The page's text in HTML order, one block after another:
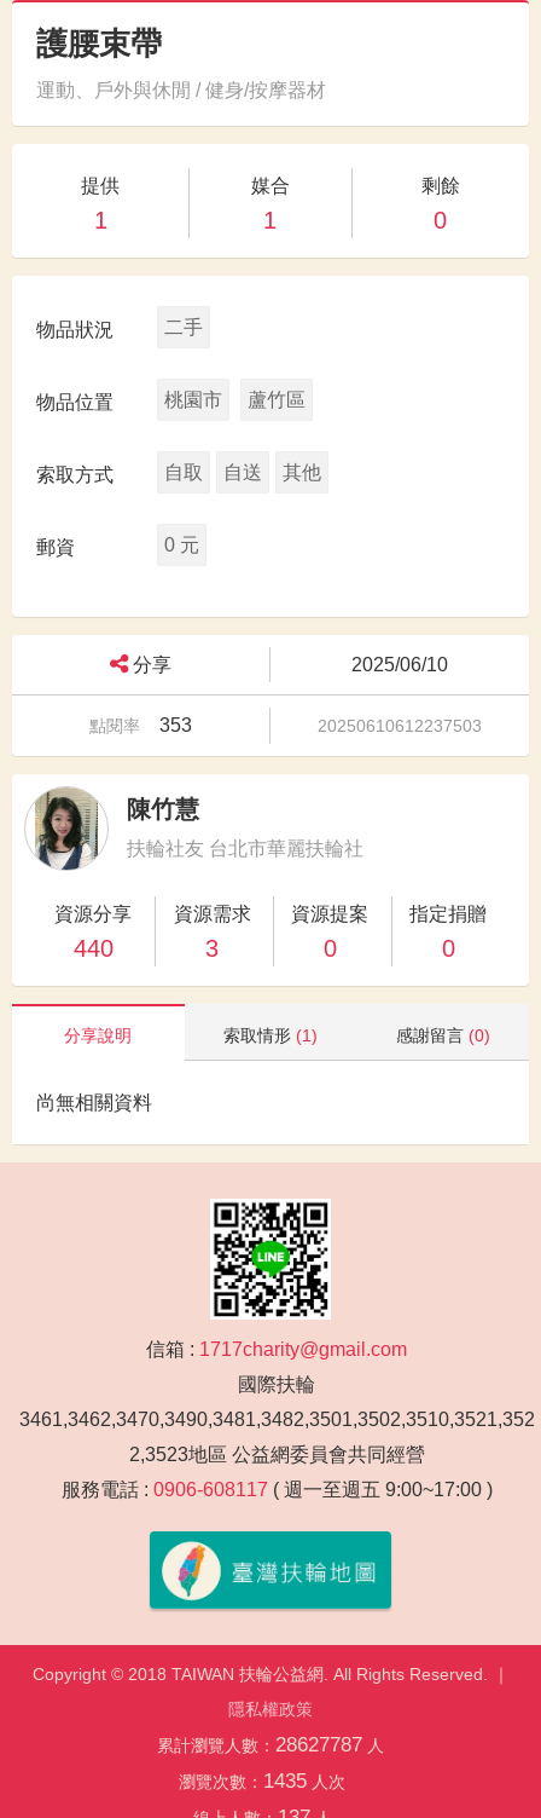
護腰束帶
運動、戶外與休閒 / 健身/按摩器材
提供
1
媒合
1
剩餘
0
物品狀況 二手
物品位置 桃園市 蘆竹區
索取方式 自取 自送 其他
郵資 0 元
分享 2025/06/10
點閱率 353 20250610612237503
陳竹慧
扶輪社友 台北市華麗扶輪社
資源分享
440
資源需求
3
資源提案
0
指定捐贈
0
分享說明 索取情形 (1) 感謝留言 (0)
尚無相關資料
信箱 : 1717charity@gmail.com
國際扶輪
3461,3462,3470,3490,3481,3482,3501,3502,3510,3521,352
2,3523地區 公益網委員會共同經營
服務電話 : 0906-608117 ( 週一至週五 9:00~17:00 )
Copyright © 2018 TAIWAN 扶輪公益網. All Rights Reserved. ｜
隱私權政策
累計瀏覽人數： 28627787 人
瀏覽次數： 1435 人次